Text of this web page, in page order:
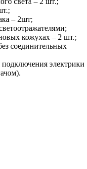
– 2шт;
кожухах – 2 шт.;
соединительных
электрики